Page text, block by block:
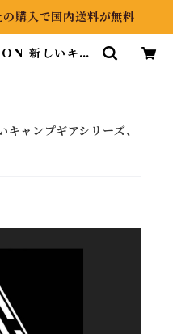
購入で国内送料が無料
新しいキャ
ャンプギアシリーズ、